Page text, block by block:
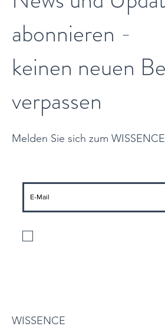
WISSENCE
abonnieren -
keinen neuen
verpassen
Melden Sie sich zum